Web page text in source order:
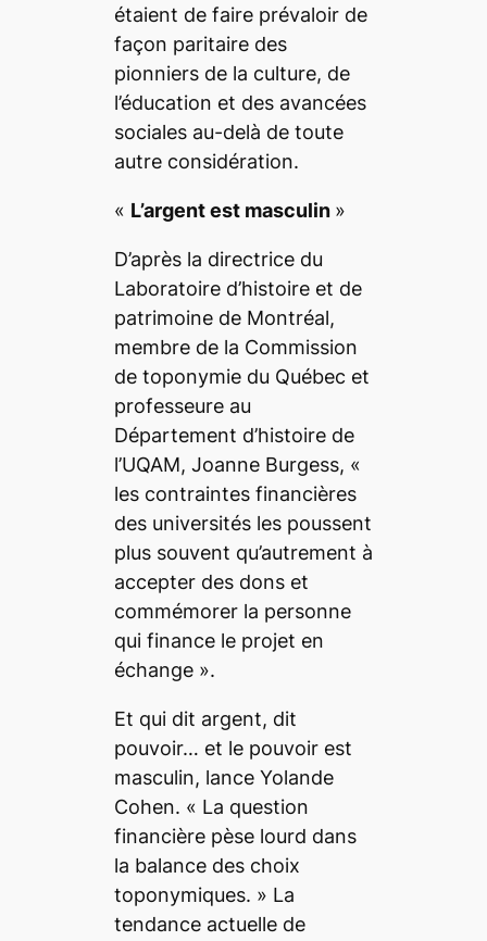
étaient de faire prévaloir de
façon paritaire des
pionniers de la culture, de
l’éducation et des avancées
sociales au-delà de toute
autre considération.
« L’argent est masculin »
D’après la directrice du
Laboratoire d’histoire et de
patrimoine de Montréal,
membre de la Commission
de toponymie du Québec et
professeure au
Département d’histoire de
l’UQAM, Joanne Burgess, «
les contraintes financières
des universités les poussent
plus souvent qu’autrement à
accepter des dons et
commémorer la personne
qui finance le projet en
échange ».
Et qui dit argent, dit
pouvoir… et le pouvoir est
masculin, lance Yolande
Cohen. « La question
financière pèse lourd dans
la balance des choix
toponymiques. » La
tendance actuelle de